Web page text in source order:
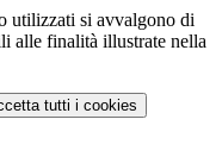
utilizzati si avvalgono di
alle finalità illustrate nella
tutti i cookies